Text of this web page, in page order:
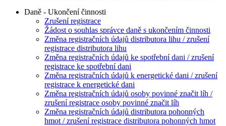
Daně - Ukončení činnosti
Zrušení registrace
Žádost o souhlas správce daně s ukončením činnosti
Změna registračních údajů distributora lihu / zrušení
registrace distributora lihu
Změna registračních údajů ke spotřební dani / zrušení
registrace ke spotřební dani
Změna registračních údajů k energetické dani / zrušení
registrace k energetické dani
Změna registračních údajů osoby povinné značit líh /
zrušení registrace osoby povinné značit líh
Změna registračních údajů distributora pohonných
hmot / zrušení registrace distributora pohonných hmot